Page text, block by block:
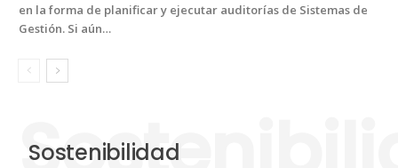
en la for­ma de plan­i­ficar y eje­cu­tar audi­torías de Sis­temas de
Gestión. Si aún…
Sostenibilidad